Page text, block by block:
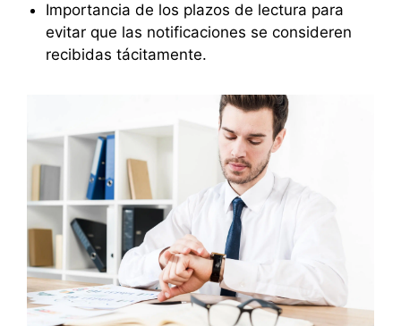
Importancia de los plazos de lectura para
evitar que las notificaciones se consideren
recibidas tácitamente.